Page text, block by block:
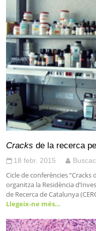
Cracks de la recerca
18 febr. 2015
Cicle de conferències
organitza la Residència
de Recerca de Catalunya
Llegeix-ne més…